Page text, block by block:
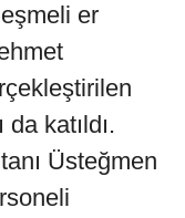
er
katıldı.
Üsteğmen